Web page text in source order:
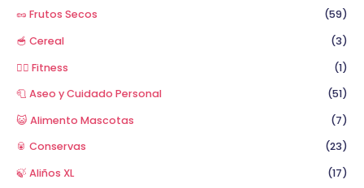
🥜 Frutos Secos
(59)
🥣 Cereal
(3)
🏋️‍♂️ Fitness
(1)
🧻 Aseo y Cuidado Personal
(51)
😺 Alimento Mascotas
(7)
🥫 Conservas
(23)
🍃 Aliños XL
(17)